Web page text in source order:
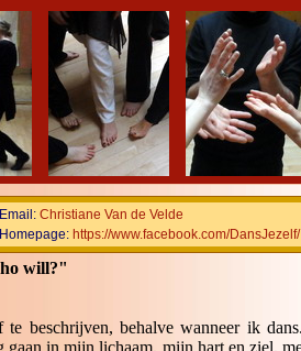
Email: Christiane Van de Velde
Homepage: https://www.facebook.com/DansJezelf/